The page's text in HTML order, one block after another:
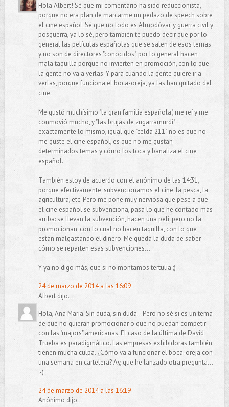
Hola Albert! Sé que mi comentario ha sido reduccionista,
porque no era plan de marcarme un pedazo de speech sobre
el cine español. Sé que no todo es Almodóvar, y guerra civil y
posguerra, ya lo sé, pero también te puedo decir que por lo
general las películas españolas que se salen de esos temas
y no son de directores "conocidos", por lo general hacen
mala taquilla porque no invierten en promoción, con lo que
la gente no va a verlas. Y para cuando la gente quiere ir a
verlas, porque funciona el boca-oreja, ya las han quitado del
cine.
Me gustó muchísimo "la gran familia española", me reí y me
conmovió mucho, y "las brujas de zugarramurdi"
exactamente lo mismo, igual que "celda 211". no es que no
me guste el cine español, es que no me gustan
determinados temas y cómo los toca y banaliza el cine
español.
También estoy de acuerdo con el anónimo de las 14:31,
porque efectivamente, subvencionamos el cine, la pesca, la
agricultura, etc. Pero me pone muy nerviosa que pese a que
el cine español se subvenciona, pasa lo que he contado más
arriba: se llevan la subvención, hacen una peli, pero no la
promocionan, con lo cual no hacen taquilla, con lo que
están malgastando el dinero. Me queda la duda de saber
cómo se reparten esas subvenciones...
Y ya no digo más, que si no montamos tertulia ;)
24 de marzo de 2014 a las 16:09
Albert dijo...
Hola, Ana María. Sin duda, sin duda...Pero no sé si es un tema
de que no quieran promocionar o que no puedan competir
con las "majors" americanas. El caso de la última de David
Trueba es paradigmático. Las empresas exhibidoras también
tienen mucha culpa. ¿Cómo va a funcionar el boca-oreja con
una semana en cartelera? Ay, que he lanzado otra pregunta...
;-)
24 de marzo de 2014 a las 16:19
Anónimo dijo...